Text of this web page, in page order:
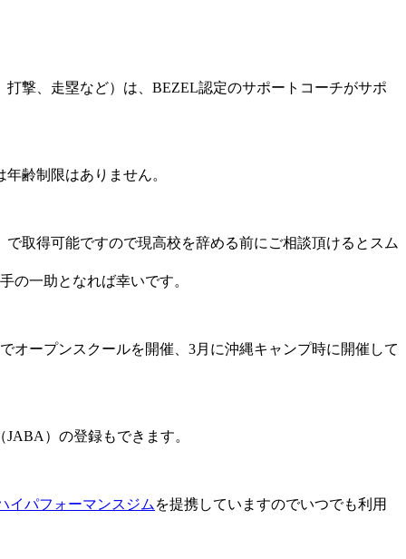
撃、走塁など）は、BEZEL認定のサポートコーチがサポ
齢制限はありません。
で取得可能ですので現高校を辞める前にご相談頂けるとスム
の一助となれば幸いです。
オープンスクールを開催、3月に沖縄キャンプ時に開催して
）の登録もできます。
イパフォーマンスジム を提携していますのでいつでも利用